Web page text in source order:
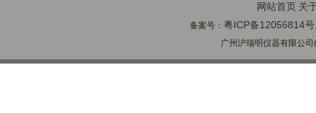
网站首页 关
备案号： 粤ICP备12056814号
广州沪瑞明仪器有限公